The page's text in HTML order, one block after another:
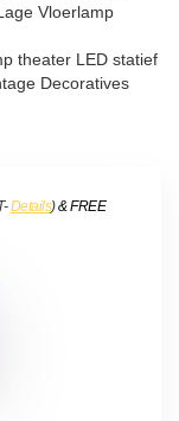
Vloerlamp
theater LED statief
Decoratives
Details)&FREE